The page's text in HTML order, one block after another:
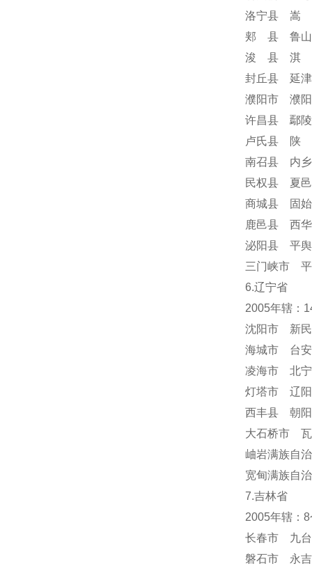
洛宁县 嵩
郏 县 鲁
浚 县 淇
封丘县 延
濮阳市 濮
许昌县 鄢
卢氏县 陕
南召县 内
民权县 夏
商城县 固
鹿邑县 西
泌阳县 平
三门峡市
6.辽宁省
2005年辖：
沈阳市 新
海城市 台
凌海市 北
灯塔市 辽
西丰县 朝
大石桥市
岫岩满族自
宽甸满族自
7.吉林省
2005年辖：
长春市 九
磐石市 永